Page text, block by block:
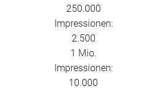
250.000
Impressionen:
2.500
1 Mio.
Impressionen:
10.000